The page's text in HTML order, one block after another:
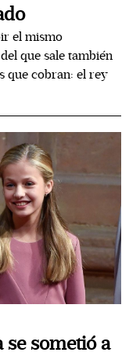
el mismo
que sale también
que cobran: el rey
se sometió a